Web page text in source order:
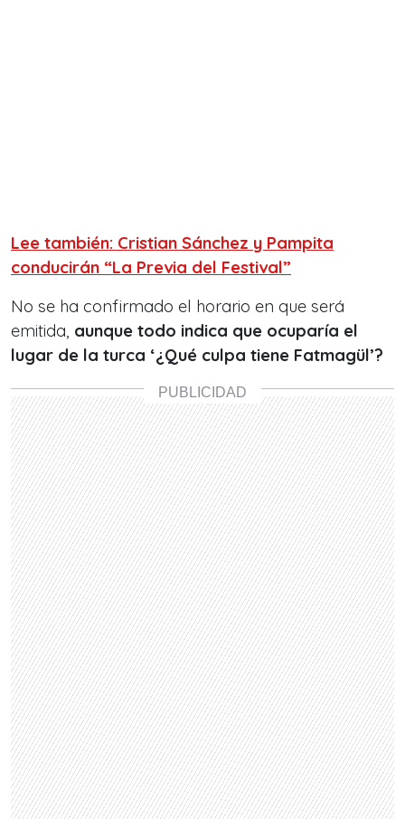
Lee también: Cristian Sánchez y Pampita
conducirán “La Previa del Festival”
No se ha confirmado el horario en que será
emitida, aunque todo indica que ocuparía el
lugar de la turca ‘¿Qué culpa tiene Fatmagül’?